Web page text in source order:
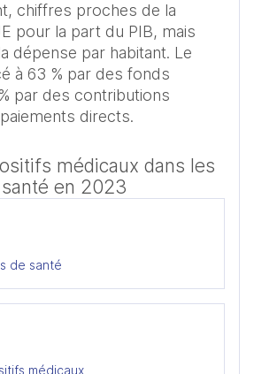
chiffres proches de la
pour la part du PIB, mais
dépense par habitant. Le
à 63 % par des fonds
par des contributions
directs.
médicaux dans les
en 2023
de santé
médicaux